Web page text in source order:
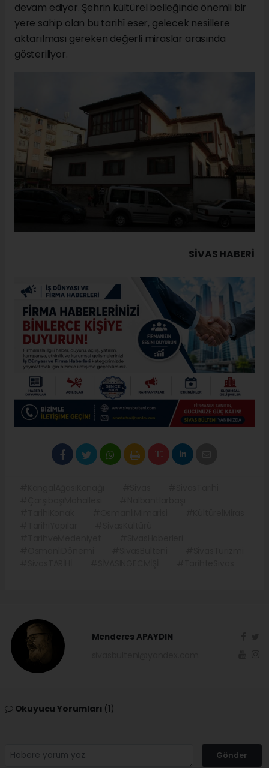
devam ediyor. Şehrin kültürel belleğinde önemli bir
yere sahip olan bu tarihî eser, gelecek nesillere
aktarılması gereken değerli miraslar arasında
gösteriliyor.
SIVAS HABERİ
Menderes APAYDIN
Okuyucu Yorumları (1)
Gönder